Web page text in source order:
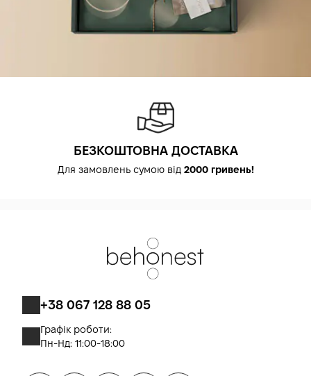
БЕЗКОШТОВНА ДОСТАВКА
Для замовлень сумою від 2000 гривень!
+38 067 128 88 05
Графік роботи:
Пн-Нд: 11:00-18:00